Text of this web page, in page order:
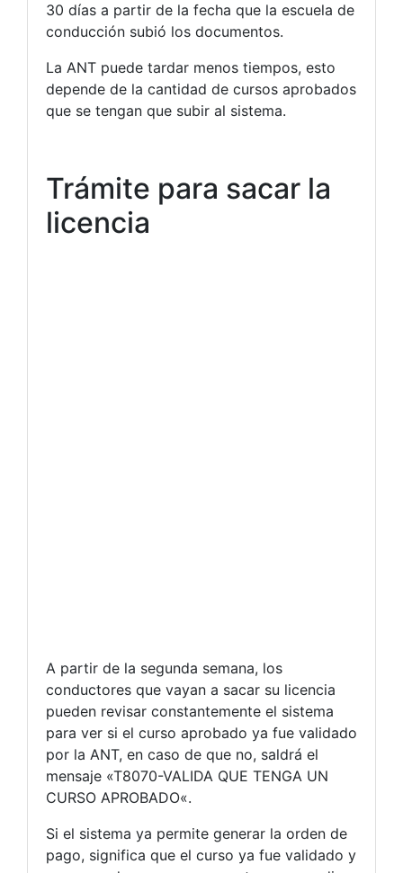
30 días a partir de la fecha que la escuela de
conducción subió los documentos.
La ANT puede tardar menos tiempos, esto
depende de la cantidad de cursos aprobados
que se tengan que subir al sistema.
Trámite para sacar la
licencia
A partir de la segunda semana, los
conductores que vayan a sacar su licencia
pueden revisar constantemente el sistema
para ver si el curso aprobado ya fue validado
por la ANT, en caso de que no, saldrá el
mensaje «T8070-VALIDA QUE TENGA UN
CURSO APROBADO«.
Si el sistema ya permite generar la orden de
pago, significa que el curso ya fue validado y